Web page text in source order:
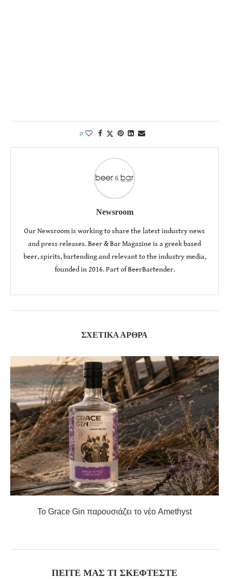
0
Newsroom
Our Newsroom is working to share the latest industry news
and press releases. Beer & Bar Magazine is a greek based
beer, spirits, bartending and relevant to the industry media,
founded in 2016. Part of BeerBartender.
ΣΧΕΤΙΚΆ ΆΡΘΡΑ
Το Grace Gin παρουσιάζει το νέο Amethyst
ΠΕΊΤΕ ΜΑΣ ΤΙ ΣΚΈΦΤΕΣΤΕ